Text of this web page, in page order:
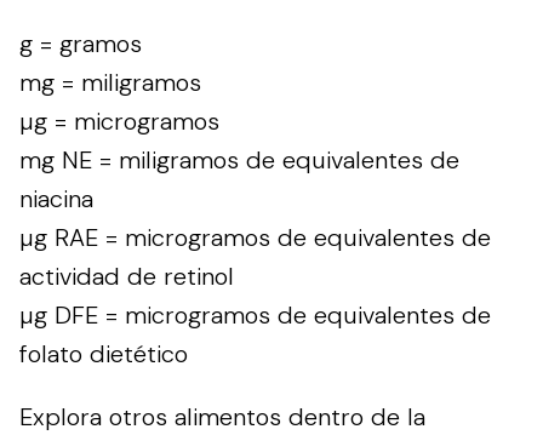
g = gramos
mg = miligramos
µg = microgramos
mg NE = miligramos de equivalentes de
niacina
µg RAE = microgramos de equivalentes de
actividad de retinol
µg DFE = microgramos de equivalentes de
folato dietético
Explora otros alimentos dentro de la